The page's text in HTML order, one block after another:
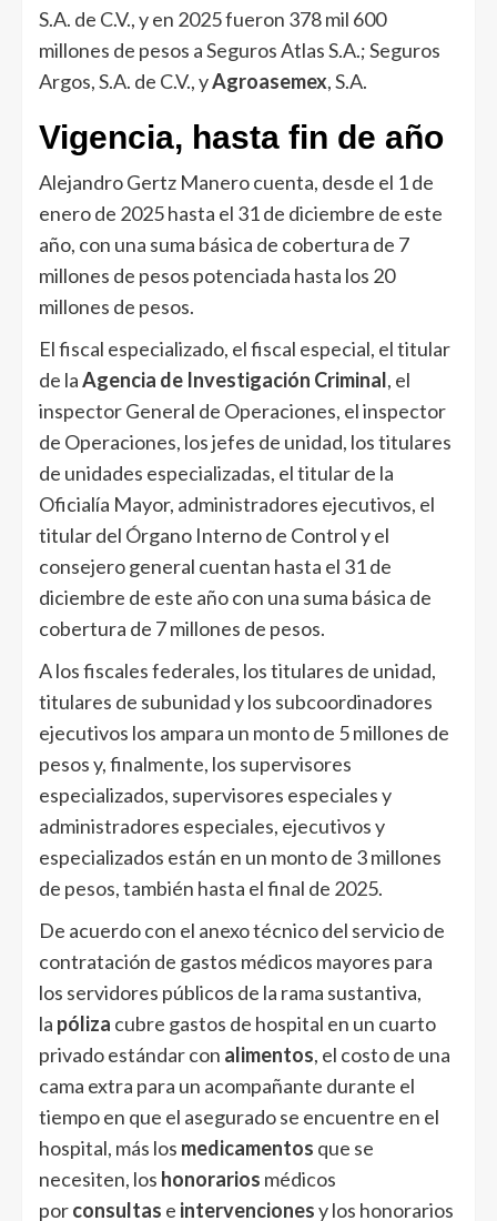
S.A. de C.V., y en 2025 fueron 378 mil 600
millones de pesos a Seguros Atlas S.A.; Seguros
Argos, S.A. de C.V., yAgroasemex, S.A.
Vigencia, hasta fin de año
Alejandro Gertz Manero cuenta, desde el 1 de
enero de 2025 hasta el 31 de diciembre de este
año, con una suma básica de cobertura de 7
millones de pesos potenciada hasta los 20
millones de pesos.
El fiscal especializado, el fiscal especial, el titular
de laAgencia de Investigación Criminal, el
inspector General de Operaciones, el inspector
de Operaciones, los jefes de unidad, los titulares
de unidades especializadas, el titular de la
Oficialía Mayor, administradores ejecutivos, el
titular del Órgano Interno de Control y el
consejero general cuentan hasta el 31 de
diciembre de este año con una suma básica de
cobertura de 7 millones de pesos.
A los fiscales federales, los titulares de unidad,
titulares de subunidad y los subcoordinadores
ejecutivos los ampara un monto de 5 millones de
pesos y, finalmente, los supervisores
especializados, supervisores especiales y
administradores especiales, ejecutivos y
especializados están en un monto de 3 millones
de pesos, también hasta el final de 2025.
De acuerdo con el anexo técnico del servicio de
contratación de gastos médicos mayores para
los servidores públicos de la rama sustantiva,
la póliza cubre gastos de hospital en un cuarto
privado estándar con alimentos, el costo de una
cama extra para un acompañante durante el
tiempo en que el asegurado se encuentre en el
hospital, más los medicamentos que se
necesiten, los honorarios médicos
porconsultas e intervencionesy los honorarios